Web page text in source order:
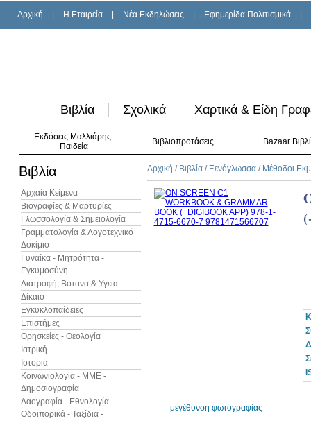
Αρχική H Εταιρεία Νέα Εκδηλώσεις Εφημερίδα Πολιτισμικά
Βιβλία Σχολικά Χαρτικά & Είδη
Εκδόσεις Μαλλιάρης-
Παιδεία
Βιβλιοπροτάσεις Bazaar
Βιβλία
Αρχαία Κείμενα
Βιογραφίες & Μαρτυρίες
Γλωσσολογία & Σημειολογία
Γραμματολογία & Λογοτεχνικό
Δοκίμιο
Γυναίκα - Μητρότητα -
Εγκυμοσύνη
Διατροφή, Βότανα & Υγεία
Δίκαιο
Εγκυκλοπαίδειες
Επιστήμες
Θρησκείες - Θεολογία
Ιατρική
Ιστορία
Κοινωνιολογία - ΜΜΕ -
Δημοσιογραφία
Λαογραφία - Εθνολογία -
Οδοιπορικά - Ταξίδια -
Αρχική / Βιβλία /Ξενόγλωσσα / Μέθοδοι
μεγέθυνση φωτογραφίας